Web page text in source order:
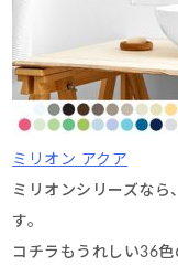
ミリオン アクア
ミリオンシリーズなら
す。
コチラもうれしい36色